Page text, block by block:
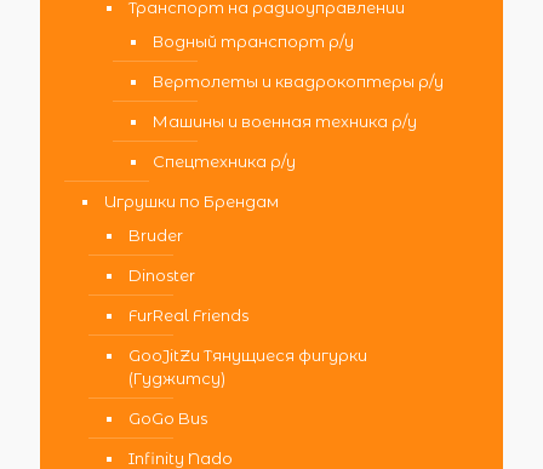
Транспорт на радиоуправлении
Водный транспорт р/у
Вертолеты и квадрокоптеры р/у
Машины и военная техника р/у
Спецтехника р/у
Игрушки по Брендам
Bruder
Dinoster
FurReal Friends
GooJitZu Тянущиеся фигурки
(Гуджитсу)
GoGo Bus
Infinity Nado